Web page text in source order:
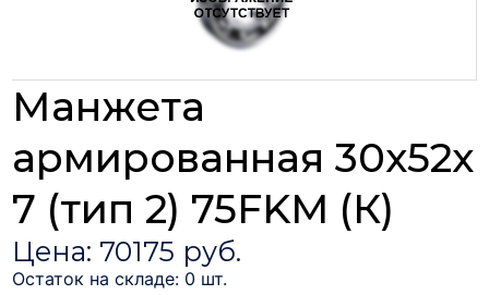
Манжета
армированная 30х52х
7 (тип 2) 75FKM (К)
Цена: 70175 руб.
Остаток на складе: 0 шт.